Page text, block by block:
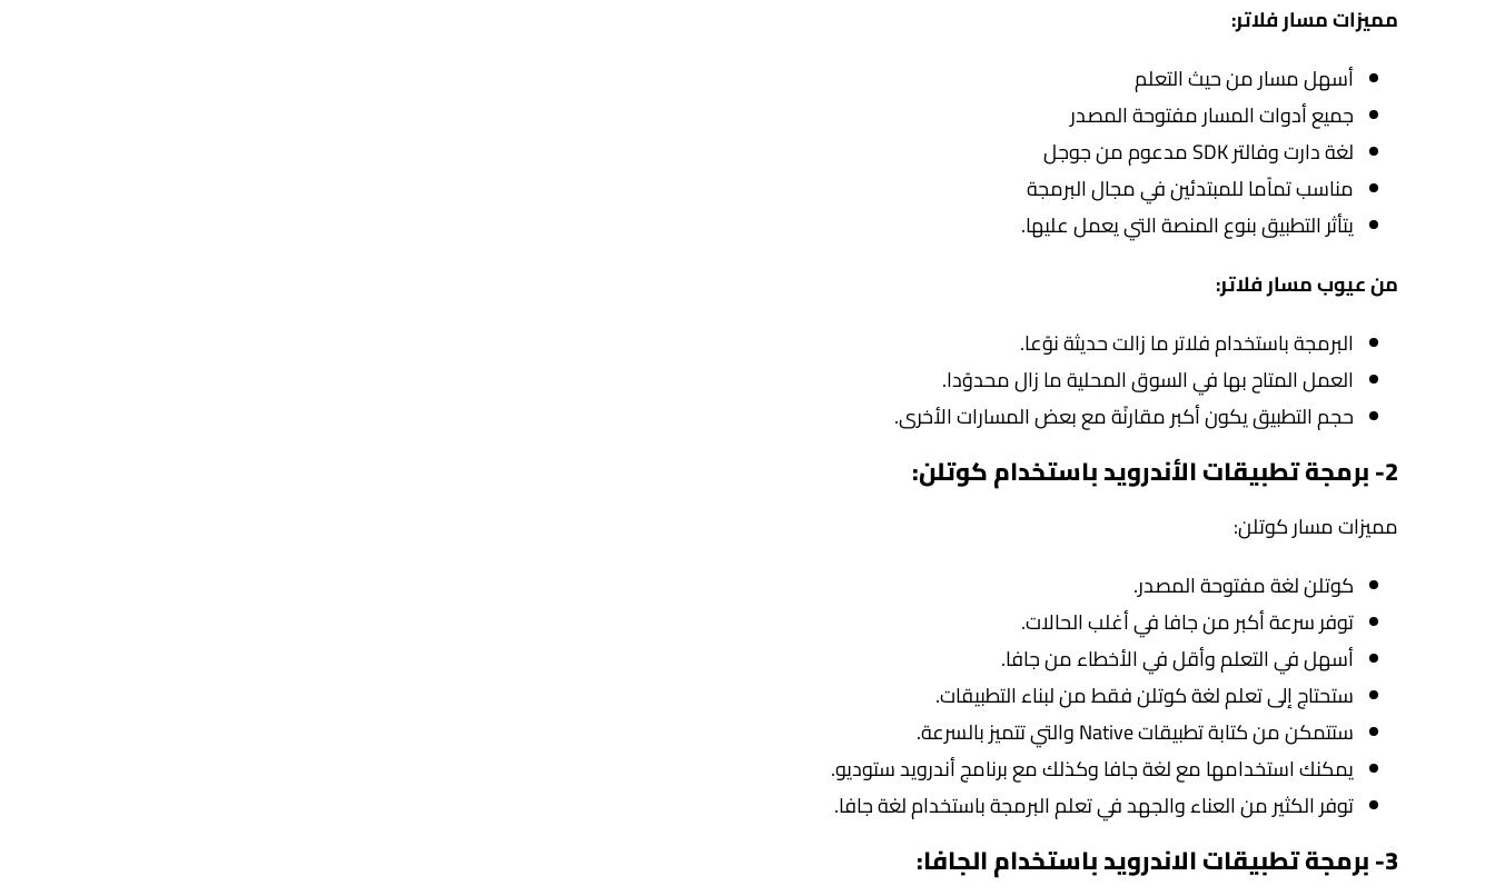
مميزات مسار فلاتر:
أسهل مسار من حيث التعلم
جميع أدوات المسار مفتوحة المصدر
لغة دارت وفالتر SDK مدعوم من جوجل
مناسب تماًما للمبتدئين في مجال البرمجة
يتأثر التطبيق بنوع المنصة التي يعمل عليها.
من عيوب مسار فلاتر:
البرمجة باستخدام فلاتر ما زالت حديثة نوًعا.
العمل المتاح بها في السوق المحلية ما زال محدوًدا.
حجم التطبيق يكون أكبر مقارنًة مع بعض المسارات الأخرى.
2- برمجة تطبيقات الأندرويد باستخدام كوتلن:
مميزات مسار كوتلن:
كوتلن لغة مفتوحة المصدر.
توفر سرعة أكبر من جافا في أغلب الحالات.
أسهل في التعلم وأقل في الأخطاء من جافا.
ستحتاج إلى تعلم لغة كوتلن فقط من لبناء التطبيقات.
ستتمكن من كتابة تطبيقات Native والتي تتميز بالسرعة.
يمكنك استخدامها مع لغة جافا وكذلك مع برنامج أندرويد ستوديو.
توفر الكثير من العناء والجهد في تعلم البرمجة باستخدام لغة جافا.
3- برمجة تطبيقات الاندرويد باستخدام الجافا: